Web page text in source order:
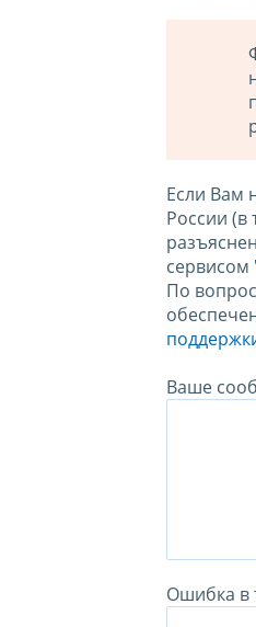
Если Вам
России (в
сервисом
По
Ваше
Ошибка в